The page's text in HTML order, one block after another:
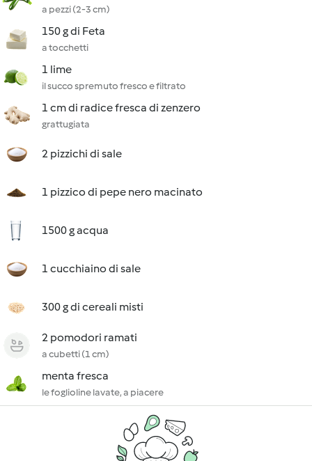
a pezzi (2-3 cm)
150 g di Feta
a tocchetti
1 lime
il succo spremuto fresco e filtrato
1 cm di radice fresca di zenzero
grattugiata
2 pizzichi di sale
1 pizzico di pepe nero macinato
1500 g acqua
1 cucchiaino di sale
300 g di cereali misti
2 pomodori ramati
a cubetti (1 cm)
menta fresca
le foglioline lavate, a piacere